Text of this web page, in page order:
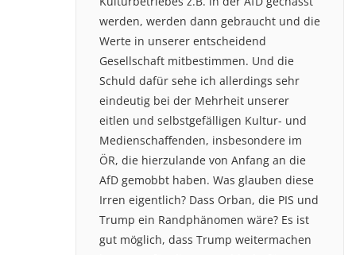
werden, werden dann gebraucht und die
Werte in unserer entscheidend
Gesellschaft mitbestimmen. Und die
Schuld dafür sehe ich allerdings sehr
eindeutig bei der Mehrheit unserer
eitlen und selbstgefälligen Kultur- und
Medienschaffenden, insbesondere im
ÖR, die hierzulande von Anfang an die
AfD gemobbt haben. Was glauben diese
Irren eigentlich? Dass Orban, die PIS und
Trump ein Randphänomen wäre? Es ist
gut möglich, dass Trump weitermachen